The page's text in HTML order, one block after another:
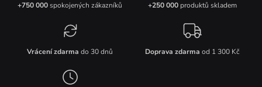
+750 000spokojených zákazníků +250 000produktů skladem
Vrácení zdarma do 30 dnů Doprava zdarma od 1 300 Kč